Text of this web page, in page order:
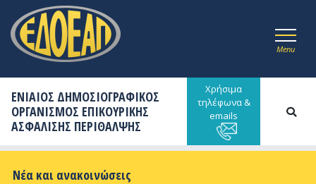
Menu
ΕΝΙΑΙΟΣ ΔΗΜΟΣΙΟΓΡΑΦΙΚΟΣ
ΟΡΓΑΝΙΣΜΟΣ ΕΠΙΚΟΥΡΙΚΗΣ
ΑΣΦΑΛΙΣΗΣ ΠΕΡΙΘΑΛΨΗΣ
Χρήσιμα
τηλέφωνα &
emails
Νέα και ανακοινώσεις